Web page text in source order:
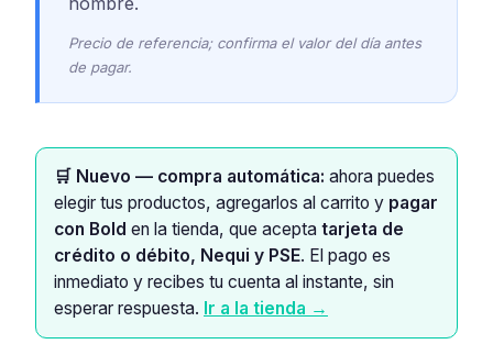
Precio de referencia; confirma el valor del día antes
de pagar.
🛒 Nuevo — compra automática: ahora puedes
elegir tus productos, agregarlos al carrito y pagar
con Bold en la tienda, que acepta tarjeta de
crédito o débito, Nequi y PSE. El pago es
inmediato y recibes tu cuenta al instante, sin
esperar respuesta. Ir a la tienda →